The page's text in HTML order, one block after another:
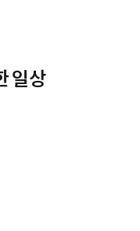
일상